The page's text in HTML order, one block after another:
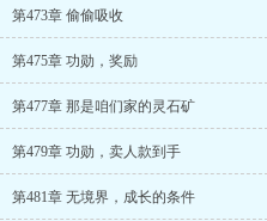
第473章 偷偷吸收
第475章 功勋，奖励
第477章 那是咱们家的灵石矿
第479章 功勋，卖人款到手
第481章 无境界，成长的条件